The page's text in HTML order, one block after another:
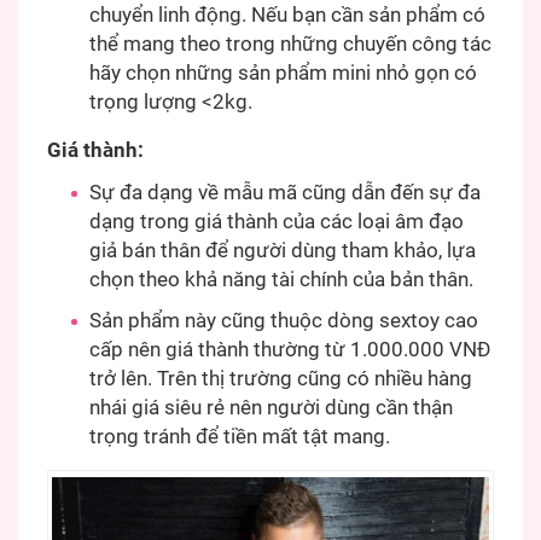
chuyển linh động. Nếu bạn cần sản phẩm có
thể mang theo trong những chuyến công tác
hãy chọn những sản phẩm mini nhỏ gọn có
trọng lượng <2kg.
Giá thành:
Sự đa dạng về mẫu mã cũng dẫn đến sự đa
dạng trong giá thành của các loại âm đạo
giả bán thân để người dùng tham khảo, lựa
chọn theo khả năng tài chính của bản thân.
Sản phẩm này cũng thuộc dòng sextoy cao
cấp nên giá thành thường từ 1.000.000 VNĐ
trở lên. Trên thị trường cũng có nhiều hàng
nhái giá siêu rẻ nên người dùng cần thận
trọng tránh để tiền mất tật mang.